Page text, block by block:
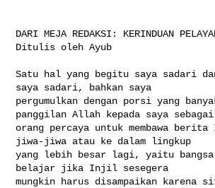
DARI MEJA REDAKSI: KERINDUAN
Ditulis oleh Ayub
Satu hal yang begitu saya sadari
saya sadari, bahkan saya
pergumulkan dengan porsi yang
panggilan Allah kepada saya sebagai
orang percaya untuk membawa
jiwa-jiwa atau ke dalam lingkup
yang lebih besar lagi, yaitu bangsa-
belajar jika Injil sesegera
mungkin harus disampaikan karena